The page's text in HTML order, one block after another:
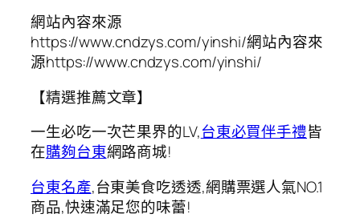
網站內容來源
https://www.cndzys.com/yinshi/網站內容來
源https://www.cndzys.com/yinshi/
【精選推薦文章】
一生必吃一次芒果界的LV,台東必買伴手禮皆
在購夠台東網路商城!
台東名產,台東美食吃透透,網購票選人氣NO.1
商品,快速滿足您的味蕾!